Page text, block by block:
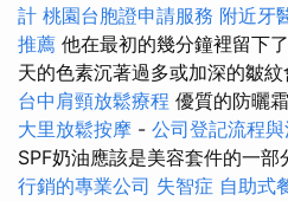
計 桃園台胞證申請服務 附近牙
推薦 他在最初的幾分鐘裡留下
天的色素沉著過多或加深的皺
台中肩頸放鬆療程 優質的防曬霜
大里放鬆按摩 - 公司登記流程
SPF奶油應該是美容套件的一部
行銷的專業公司 失智症 自助式